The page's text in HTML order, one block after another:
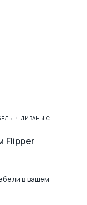
ДИВАНЫ С
Flipper
в вашем